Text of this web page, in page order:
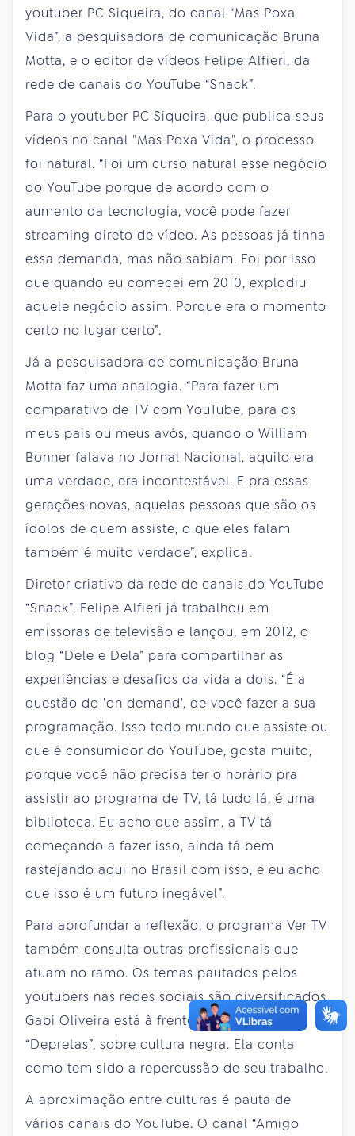
youtuber PC Siqueira, do canal “Mas Poxa
Vida”, a pesquisadora de comunicação Bruna
Motta, e o editor de vídeos Felipe Alfieri, da
rede de canais do YouTube “Snack”.
Para o youtuber PC Siqueira, que publica seus
vídeos no canal "Mas Poxa Vida", o processo
foi natural. “Foi um curso natural esse negócio
do YouTube porque de acordo com o
aumento da tecnologia, você pode fazer
streaming direto de vídeo. As pessoas já tinha
essa demanda, mas não sabiam. Foi por isso
que quando eu comecei em 2010, explodiu
aquele negócio assim. Porque era o momento
certo no lugar certo”.
Já a pesquisadora de comunicação Bruna
Motta faz uma analogia. “Para fazer um
comparativo de TV com YouTube, para os
meus pais ou meus avós, quando o William
Bonner falava no Jornal Nacional, aquilo era
uma verdade, era incontestável. E pra essas
gerações novas, aquelas pessoas que são os
ídolos de quem assiste, o que eles falam
também é muito verdade”, explica.
Diretor criativo da rede de canais do YouTube
“Snack”, Felipe Alfieri já trabalhou em
emissoras de televisão e lançou, em 2012, o
blog “Dele e Dela” para compartilhar as
experiências e desafios da vida a dois. “É a
questão do 'on demand', de você fazer a sua
programação. Isso todo mundo que assiste ou
que é consumidor do YouTube, gosta muito,
porque você não precisa ter o horário pra
assistir ao programa de TV, tá tudo lá, é uma
biblioteca. Eu acho que assim, a TV tá
começando a fazer isso, ainda tá bem
rastejando aqui no Brasil com isso, e eu acho
que isso é um futuro inegável”.
Para aprofundar a reflexão, o programa Ver TV
também consulta outras profissionais que
atuam no ramo. Os temas pautados pelos
youtubers nas redes sociais são diversificados.
Gabi Oliveira está à frente do canal
“Depretas”, sobre cultura negra. Ela conta
como tem sido a repercussão de seu trabalho.
A aproximação entre culturas é pauta de
vários canais do YouTube. O canal “Amigo